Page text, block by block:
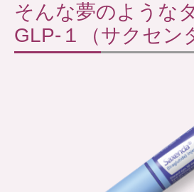
そんな夢のような
GLP-１（サクセン